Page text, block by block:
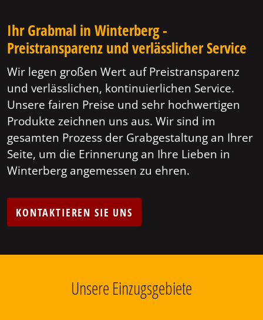
Ihr Grabmal in Winterberg -
Preistransparenz und verlässlicher Service
Wir legen großen Wert auf Preistransparenz
und verlässlichen, kontinuierlichen Service.
Unsere fairen Preise und sehr hochwertigen
Produkte zeichnen uns aus. Wir sind im
gesamten Prozess der Grabgestaltung an Ihrer
Seite, um die Erinnerung an Ihre Lieben in
Winterberg angemessen zu ehren.
KONTAKTIEREN SIE UNS
Unsere Einzugsgebiete